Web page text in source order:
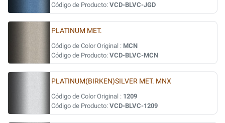
Código de Producto: VCD-BLVC-JGD
PLATINUM MET.
Código de Color Original : MCN
Código de Producto: VCD-BLVC-MCN
PLATINUM(BIRKEN)SILVER MET. MNX
Código de Color Original : 1209
Código de Producto: VCD-BLVC-1209